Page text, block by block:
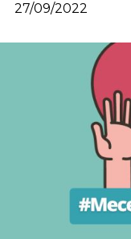
27/09/2022